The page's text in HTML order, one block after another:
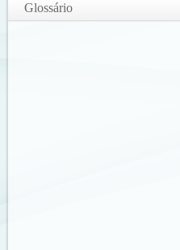
Glossário